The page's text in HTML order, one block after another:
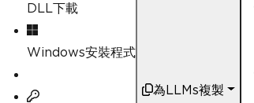
DLL下載
Windows安裝程式
為LLMs複製